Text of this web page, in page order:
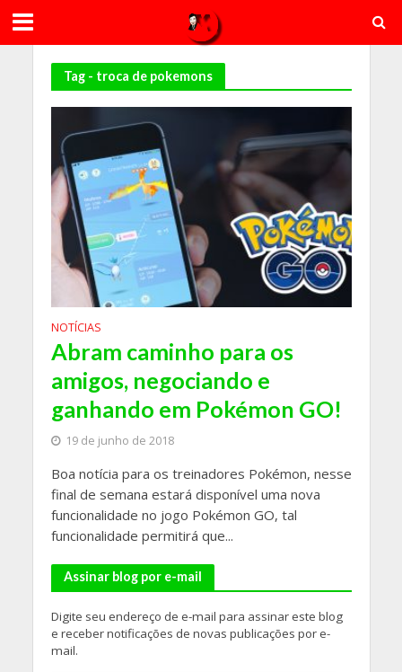
Tag - troca de pokemons
NOTÍCIAS
Abram caminho para os
amigos, negociando e
ganhando em Pokémon GO!
19 de junho de 2018
Boa notícia para os treinadores Pokémon, nesse
final de semana estará disponível uma nova
funcionalidade no jogo Pokémon GO, tal
funcionalidade permitirá que...
Assinar blog por e-mail
Digite seu endereço de e-mail para assinar este blog
e receber notificações de novas publicações por e-
mail.